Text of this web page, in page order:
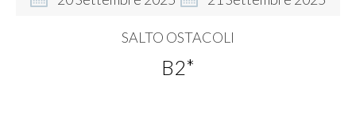
B2*
SALTO OSTACOLI